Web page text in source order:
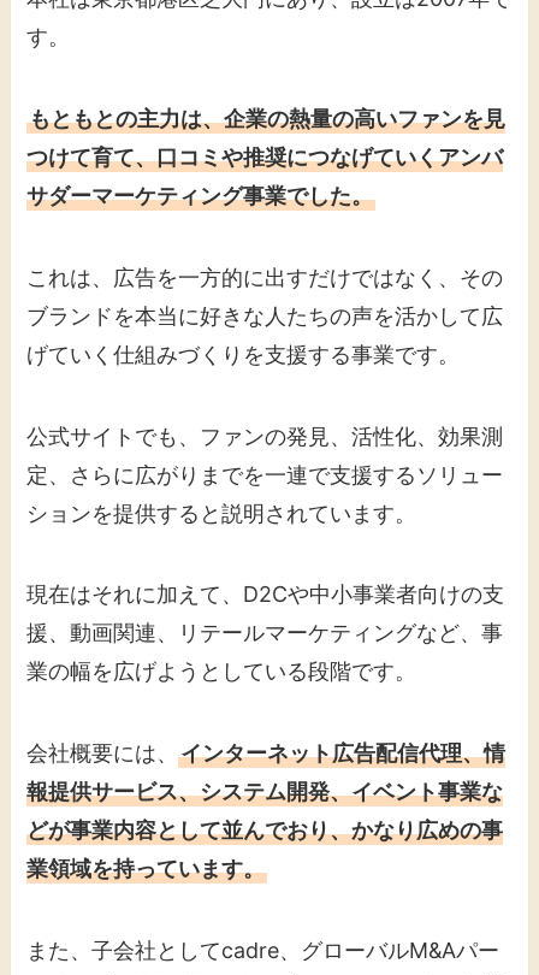
す。
もともとの主力は、企業の熱量の高いファンを見
つけて育て、口コミや推奨につなげていくアンバ
サダーマーケティング事業でした。
これは、広告を一方的に出すだけではなく、その
ブランドを本当に好きな人たちの声を活かして広
げていく仕組みづくりを支援する事業です。
公式サイトでも、ファンの発見、活性化、効果測
定、さらに広がりまでを一連で支援するソリュー
ションを提供すると説明されています。
現在はそれに加えて、D2Cや中小事業者向けの支
援、動画関連、リテールマーケティングなど、事
業の幅を広げようとしている段階です。
会社概要には、インターネット広告配信代理、情
報提供サービス、システム開発、イベント事業な
どが事業内容として並んでおり、かなり広めの事
業領域を持っています。
また、子会社としてcadre、グローバルM&Aパー